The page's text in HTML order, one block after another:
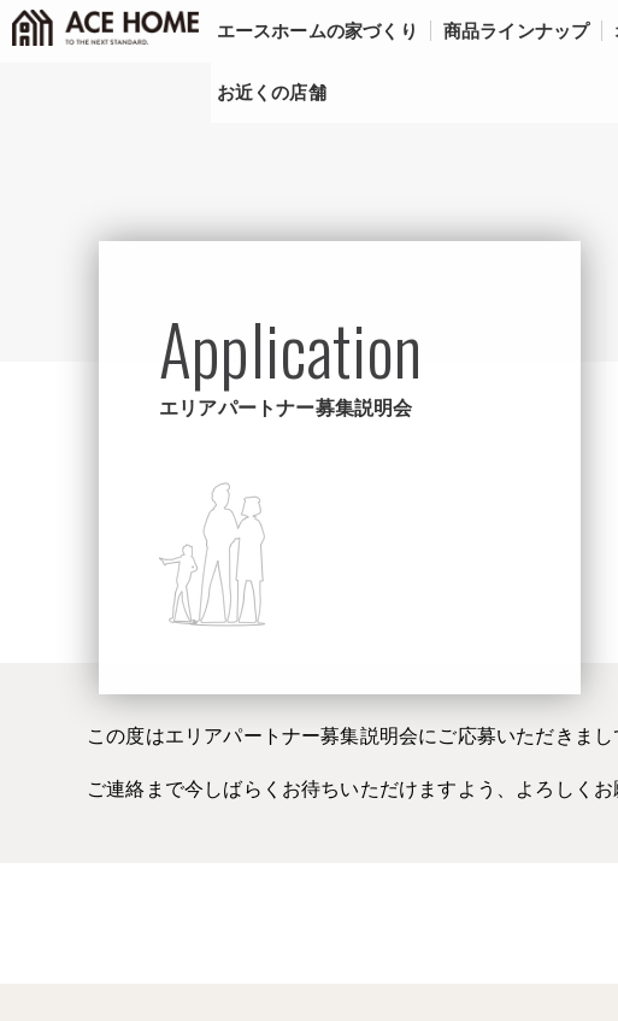
エースホームの家づくり 商品ラインナップ
お近くの店舗
Application
エリアパートナー募集説明会
この度はエリアパートナー募集説明会にご応募いただきまし
ご連絡まで今しばらくお待ちいただけますよう、よろしくお